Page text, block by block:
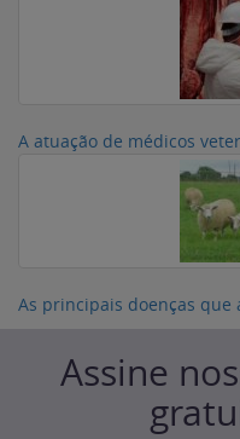
A atuação de médicos
As principais doenças que
Assine